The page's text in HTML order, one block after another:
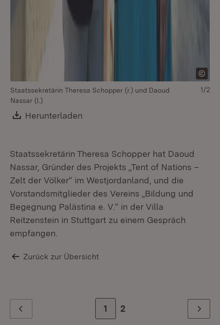
Staatssekretärin Theresa Schopper (r.) und Daoud
Nassar (l.)
Download:
Herunterladen
1/2
Staatssekretärin Theresa Schopper hat Daoud
Nassar, Gründer des Projekts „Tent of Nations –
Zelt der Völker“ im Westjordanland, und die
Vorstandsmitglieder des Vereins „Bildung und
Begegnung Palästina e. V.“ in der Villa
Reitzenstein in Stuttgart zu einem Gespräch
empfangen.
Zurück zur Übersicht
Zur Seite
1 Zur letzten Seite
2 Weiter